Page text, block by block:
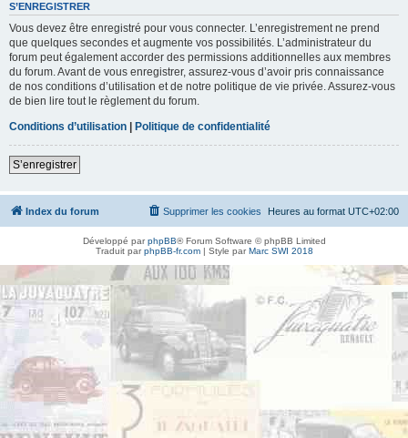
S’ENREGISTRER
Vous devez être enregistré pour vous connecter. L’enregistrement ne prend
que quelques secondes et augmente vos possibilités. L’administrateur du
forum peut également accorder des permissions additionnelles aux membres
du forum. Avant de vous enregistrer, assurez-vous d’avoir pris connaissance
de nos conditions d’utilisation et de notre politique de vie privée. Assurez-vous
de bien lire tout le règlement du forum.
Conditions d’utilisation | Politique de confidentialité
S’enregistrer
Index du forum Heures au format UTC+02:00
Supprimer les cookies
Développé parphpBB® Forum Software © phpBB Limited
Traduit parphpBB-fr.com| Style parMarc SWI 2018